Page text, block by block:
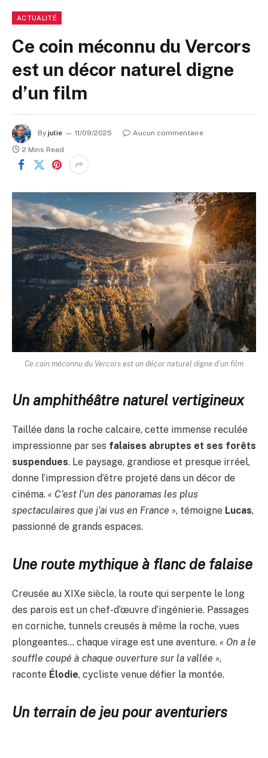
ACTUALITÉ
Ce coin méconnu du Vercors
est un décor naturel digne
d’un film
By julie 11/09/2025
Aucun commentaire
2 Mins Read
Ce coin méconnu du Vercors est un décor naturel digne d’un film
Un amphithéâtre naturel vertigineux
Taillée dans la roche calcaire, cette immense reculée
impressionne par ses falaises abruptes et ses forêts
suspendues. Le paysage, grandiose et presque irréel,
donne l’impression d’être projeté dans un décor de
cinéma. « C’est l’un des panoramas les plus
spectaculaires que j’ai vus en France », témoigne Lucas,
passionné de grands espaces.
Une route mythique à flanc de falaise
Creusée au XIXe siècle, la route qui serpente le long
des parois est un chef-d’œuvre d’ingénierie. Passages
en corniche, tunnels creusés à même la roche, vues
plongeantes… chaque virage est une aventure. « On a le
souffle coupé à chaque ouverture sur la vallée »,
raconte Élodie, cycliste venue défier la montée.
Un terrain de jeu pour aventuriers